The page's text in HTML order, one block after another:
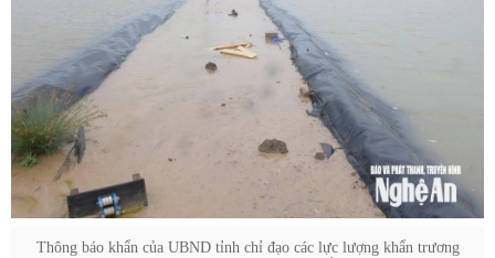
Thông báo khẩn của UBND tỉnh chỉ đạo các lực lượng khẩn trương